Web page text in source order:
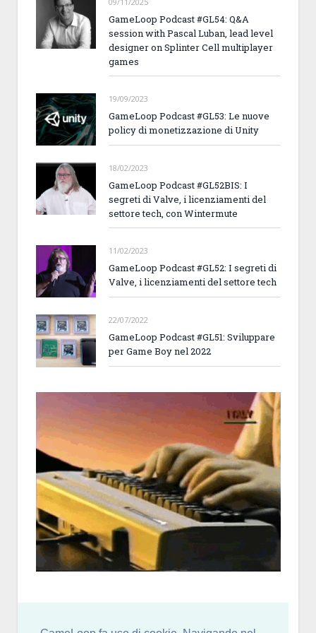
GameLoop Podcast #GL54: Q&A
session with Pascal Luban, lead level
designer on Splinter Cell multiplayer
games
19/09/2023
GameLoop Podcast #GL53: Le nuove
policy di monetizzazione di Unity
18/02/2023
GameLoop Podcast #GL52BIS: I
segreti di Valve, i licenziamenti del
settore tech, con Wintermute
11/02/2023
GameLoop Podcast #GL52: I segreti di
Valve, i licenziamenti del settore tech
22/07/2022
GameLoop Podcast #GL51: Sviluppare
per Game Boy nel 2022